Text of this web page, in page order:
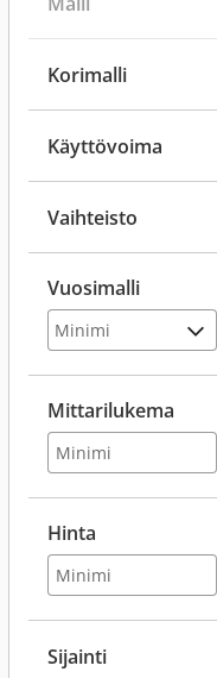
Korimalli
Käyttövoima
Vaihteisto
Vuosimalli
Mittarilukema
Hinta
Sijainti